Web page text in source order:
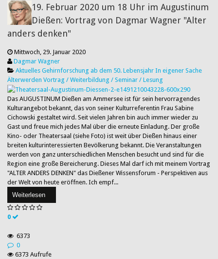
19. Februar 2020 um 18 Uhr im Augustinum
Dießen: Vortrag von Dagmar Wagner "Alter
anders denken"
Mittwoch, 29. Januar 2020
Dagmar Wagner
Aktuelles Gehirnforschung ab dem 50. Lebensjahr In eigener Sache
Älterwerden Vortrag / Weiterbildung / Seminar / Lesung
Das AUGUSTINUM Dießen am Ammersee ist für sein hervorragendes
Kulturangebot bekannt, das von seiner Kulturreferentin Frau Sabine
Cichowski gestaltet wird. Seit vielen Jahren bin auch immer wieder zu
Gast und freue mich jedes Mal über die erneute Einladung. Der große
Kino- oder Theatersaal (siehe Foto) ist weit über Dießen hinaus einer
breiten kulturinteressierten Bevölkerung bekannt. Die Veranstaltungen
werden von ganz unterschiedlichen Menschen besucht und sind für die
Region eine große Bereicherung. Dieses Mal darf ich mit meinem Vortrag
"ALTER ANDERS DENKEN" das Dießener Wissensforum - Perspektiven aus
der Welt von heute eröffnen. Ich empf...
Weiterlesen
0
6373
0
6373 Aufrufe